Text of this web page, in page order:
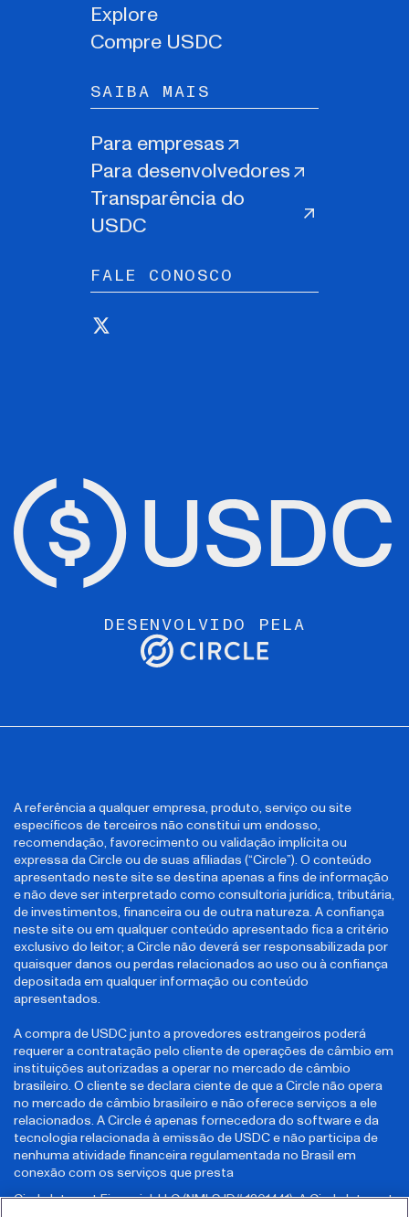
Explore
Compre USDC
SAIBA MAIS
Para empresas
Para desenvolvedores
Transparência do
USDC
FALE CONOSCO
DESENVOLVIDO PELA
A referência a qualquer empresa, produto, serviço ou site
específicos de terceiros não constitui um endosso,
recomendação, favorecimento ou validação implícita ou
expressa da Circle ou de suas afiliadas (“Circle”). O conteúdo
apresentado neste site se destina apenas a fins de informação
e não deve ser interpretado como consultoria jurídica, tributária,
de investimentos, financeira ou de outra natureza. A confiança
neste site ou em qualquer conteúdo apresentado fica a critério
exclusivo do leitor; a Circle não deverá ser responsabilizada por
quaisquer danos ou perdas relacionados ao uso ou à confiança
depositada em qualquer informação ou conteúdo
apresentados.
A compra de USDC junto a provedores estrangeiros poderá
requerer a contratação pelo cliente de operações de câmbio em
instituições autorizadas a operar no mercado de câmbio
brasileiro. O cliente se declara ciente de que a Circle não opera
no mercado de câmbio brasileiro e não oferece serviços a ele
relacionados. A Circle é apenas fornecedora do software e da
tecnologia relacionada à emissão de USDC e não participa de
nenhuma atividade financeira regulamentada no Brasil em
conexão com os serviços que presta
Circle Internet Financial, LLC (NMLS ID# 1201441). A Circle Internet